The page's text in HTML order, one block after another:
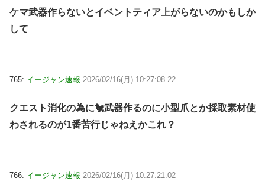
ケマ武器作らないとイベントティア上がらないのかもしか
して
765: イージャン速報 2026/02/16(月) 10:27:08.22
クエスト消化の為に🐔武器作るのに小型爪とか採取素材使
わされるのが1番苦行じゃねえかこれ？
766: イージャン速報 2026/02/16(月) 10:27:21.02